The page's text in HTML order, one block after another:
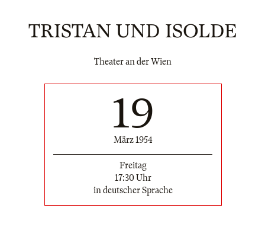
TRISTAN UND ISOLDE
Theater an der Wien
19
März 1954
Freitag
17:30 Uhr
in deutscher Sprache